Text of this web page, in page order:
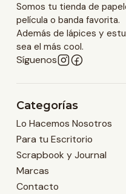
Somos tu tienda de
película o banda favorita.
Además de lápices y
sea el más cool.
Síguenos
Categorías
Lo Hacemos Nosotros
Para tu Escritorio
Scrapbook y Journal
Marcas
Contacto